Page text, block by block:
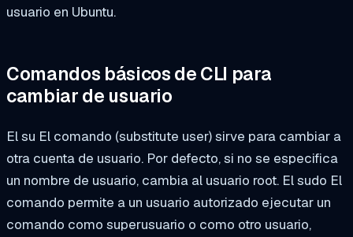
usuario en Ubuntu.
Comandos básicos de CLI para
cambiar de usuario
Elsu El comando (substitute user) sirve para cambiar a
otra cuenta de usuario. Por defecto, si no se especifica
un nombre de usuario, cambia al usuario root. Elsudo El
comando permite a un usuario autorizado ejecutar un
comando como superusuario o como otro usuario,